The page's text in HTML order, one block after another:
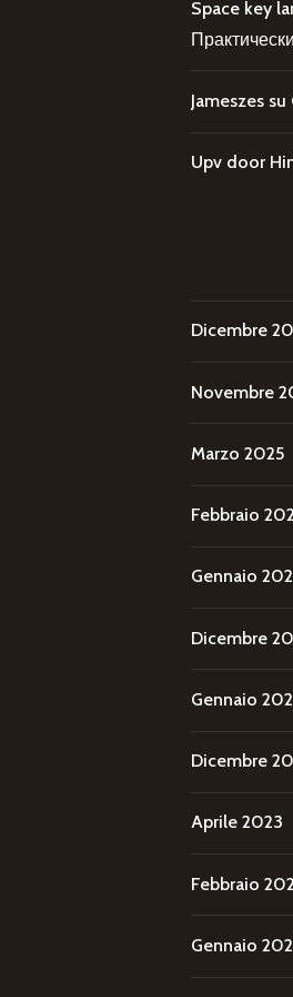
Space key
Jameszes su
Upv door
Dicembre
Novembre
Marzo 2025
Febbraio
Gennaio
Dicembre
Gennaio
Dicembre
Aprile 2023
Febbraio
Gennaio